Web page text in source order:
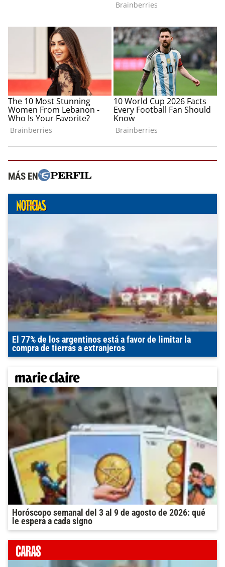
MÁS EN
El 77% de los argentinos está a favor de limitar la
compra de tierras a extranjeros
Horóscopo semanal del 3 al 9 de agosto de 2026: qué
le espera a cada signo